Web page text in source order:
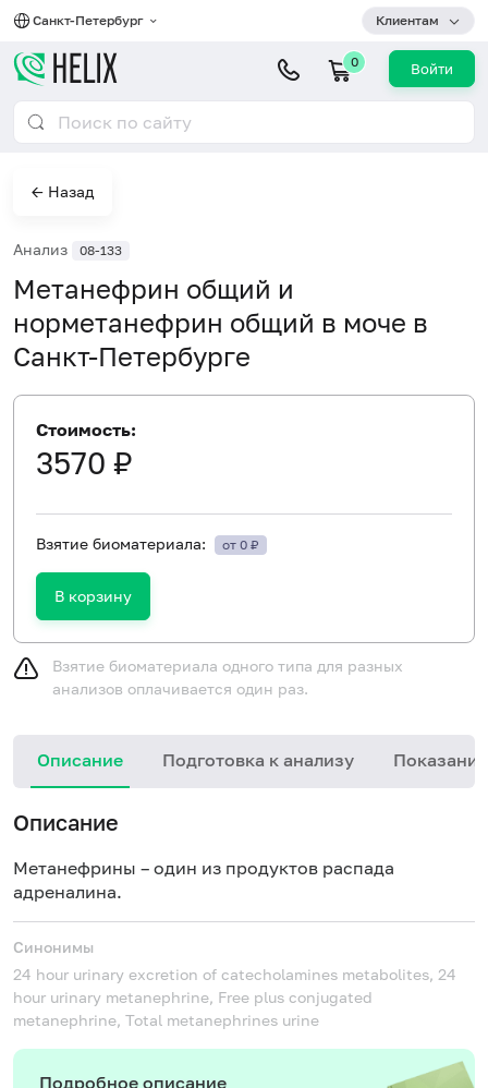
Санкт-Петербург Клиентам
0 Войти
← Назад
Анализ 08-133
Метанефрин общий и
норметанефрин общий в моче в
Санкт-Петербурге
Стоимость:
3570 ₽
Взятие биоматериала: от 0 ₽
В корзину
Взятие биоматериала одного типа для разных
анализов оплачивается один раз.
Описание Подготовка к анализу
Описание
Метанефрины – один из продуктов распада
адреналина.
Синонимы
24 hour urinary excretion of catecholamines metabolites, 24
hour urinary metanephrine, Free plus conjugated
metanephrine, Total metanephrines urine
Подробное описание